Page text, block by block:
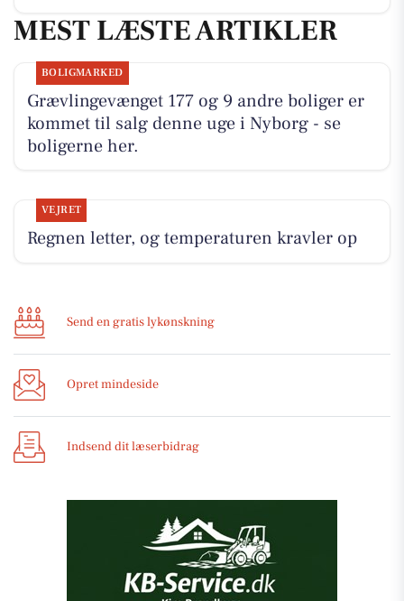
MEST LÆSTE ARTIKLER
BOLIGMARKED
Grævlingevænget 177 og 9 andre boliger er
kommet til salg denne uge i Nyborg - se
boligerne her.
VEJRET
Regnen letter, og temperaturen kravler op
Send en gratis lykønskning
Opret mindeside
Indsend dit læserbidrag